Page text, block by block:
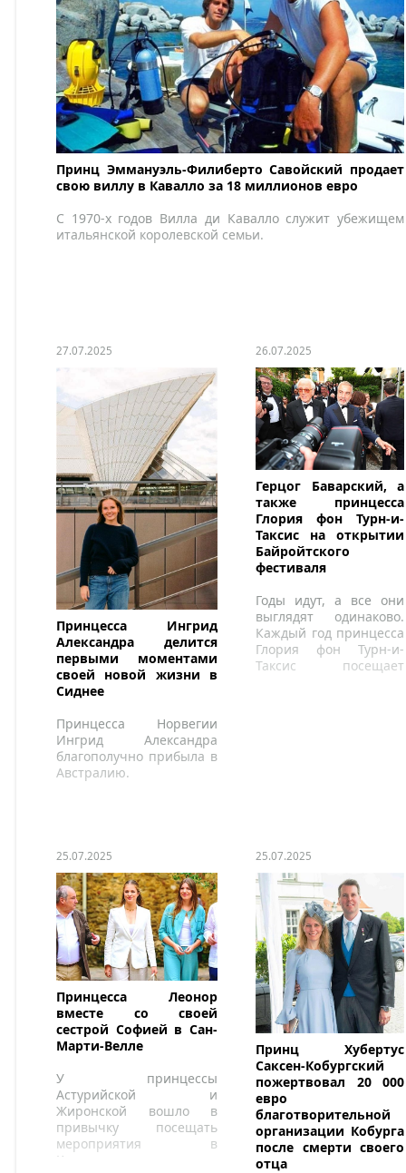
Принц Эммануэль-Филиберто Савойский продает
свою виллу в Кавалло за 18 миллионов евро
С 1970-х годов Вилла ди Кавалло служит убежищем
итальянской королевской семьи.
27.07.2025
Принцесса Ингрид
Александра делится
первыми моментами
своей новой жизни в
Сиднее
Принцесса Норвегии
Ингрид Александра
благополучно прибыла в
Австралию.
26.07.2025
Герцог Баварский, а
также принцесса
Глория фон Турн-и-
Таксис на открытии
Байройтского
фестиваля
Годы идут, а все они
выглядят одинаково.
Каждый год принцесса
Глория фон Турн-и-
Таксис посещает
25.07.2025
Принцесса Леонор
вместе со своей
сестрой Софией в Сан-
Марти-Велле
У принцессы
Астурийской и
Жиронской вошло в
привычку посещать
мероприятия в
Каталонии вместе со
25.07.2025
Принц Хубертус
Саксен-Кобургский
пожертвовал 20 000
евро
благотворительной
организации Кобурга
после смерти своего
отца